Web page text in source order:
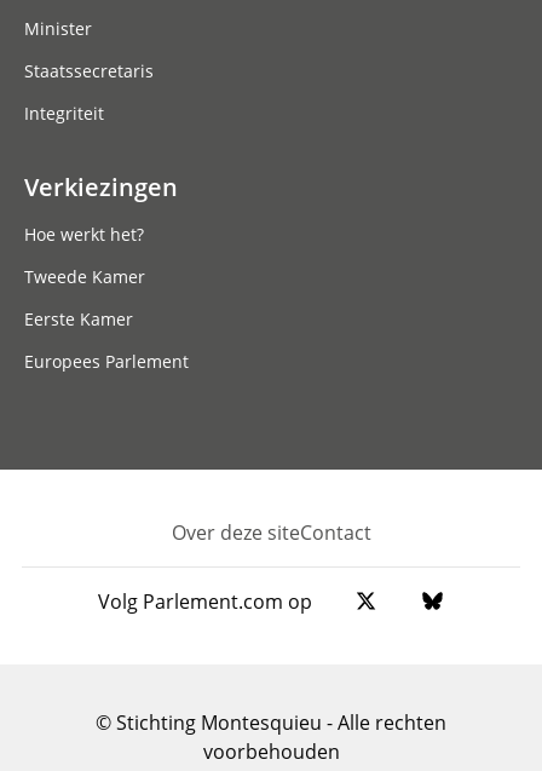
Minister
Staatssecretaris
Integriteit
Verkiezingen
Hoe werkt het?
Tweede Kamer
Eerste Kamer
Europees Parlement
Footer
Over deze siteContact
Volg Parlement.com op
© Stichting Montesquieu - Alle rechten
voorbehouden